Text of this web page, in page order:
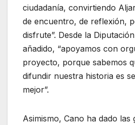
ciudadanía, convirtiendo
de encuentro, de reflexión,
disfrute”. Desde la
añadido, “apoyamos con
proyecto, porque sabemos
difundir nuestra historia es
mejor”.
Asimismo, Cano ha dado las